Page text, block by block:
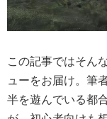
この記事ではそん
ューをお届け。筆
半を遊んでいる都